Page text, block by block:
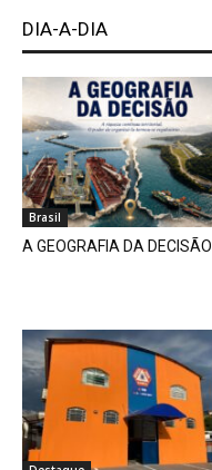
DIA-A-DIA
Brasil
A GEOGRAFIA DA DECISÃO